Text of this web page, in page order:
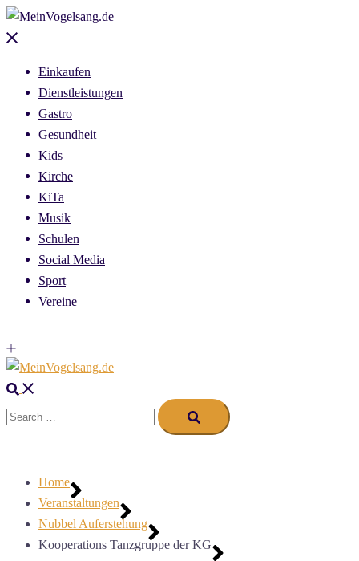
Skip
to
Close
Einkaufen
Dienstleistungen
Gastro
Gesundheit
Kids
Kirche
KiTa
Musik
Schulen
Social Media
Sport
Vereine
Toggle
menu
Search
Search…
Home
Veranstaltungen
Nubbel Auferstehung
Kooperations Tanzgruppe der KG